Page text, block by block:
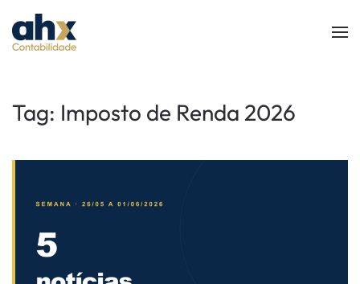
Skip to main content
Tag: Imposto de Renda 2026